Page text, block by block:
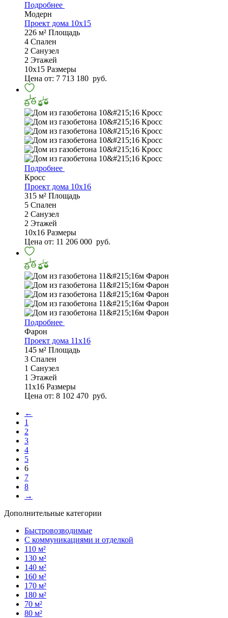
Подробнее
Модерн
Проект дома 10х15
226 м² Площадь
4 Спален
2 Санузел
2 Этажей
10х15 Размеры
Цена от: 7 713 180 руб.
Подробнее
Кросс
Проект дома 10х16
315 м² Площадь
5 Спален
2 Санузел
2 Этажей
10х16 Размеры
Цена от: 11 206 000 руб.
Подробнее
Фарон
Проект дома 11х16
145 м² Площадь
3 Спален
1 Санузел
1 Этажей
11х16 Размеры
Цена от: 8 102 470 руб.
←
1
2
3
4
5
6
7
8
→
Дополнительные категории
Быстровозводимые
С коммуникациями и отделкой
110 м²
130 м²
140 м²
160 м²
170 м²
180 м²
70 м²
80 м²